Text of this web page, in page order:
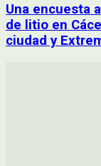
Una encuesta
de litio en
ciudad y